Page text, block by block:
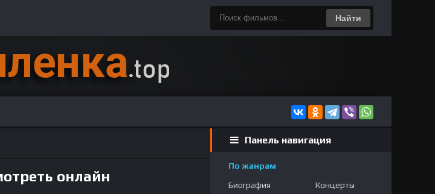
Найти
онлайн
Панель навигация
По жанрам
Биография
Концерты